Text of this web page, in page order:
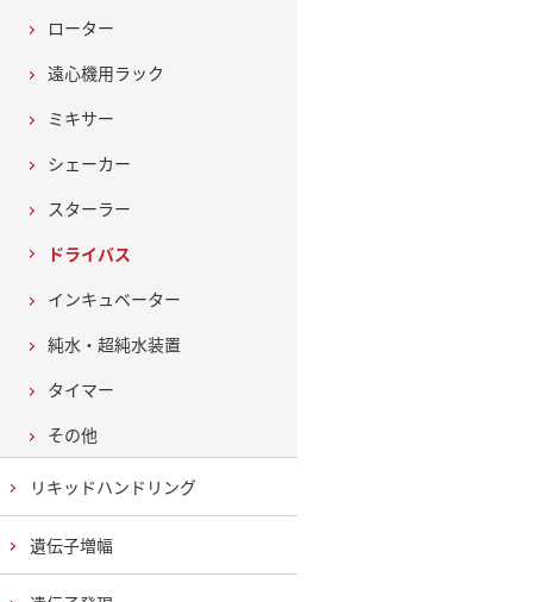
ローター
遠心機用ラック
ミキサー
シェーカー
スターラー
ドライバス
インキュベーター
純水・超純水装置
タイマー
その他
リキッドハンドリング
遺伝子増幅